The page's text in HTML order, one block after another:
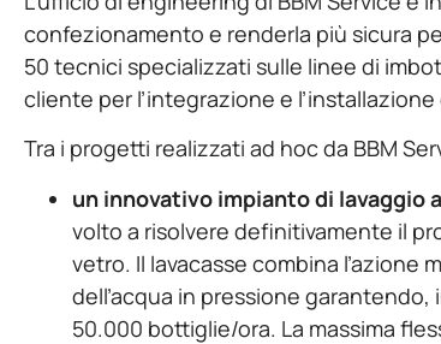
confezionamento e renderla più sicura
50 tecnici specializzati sulle linee di
cliente per l’integrazione e
Tra i progetti realizzati ad hoc da BBM
un innovativo impianto di lavaggio
volto a risolvere definitivamente il
vetro. Il lavacasse combina l’azione
dell’acqua in pressione
50.000 bottiglie/ora. La massima